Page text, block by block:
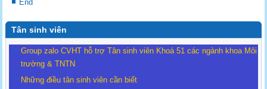
End
Tân sinh viên
Group zalo CVHT hỗ trợ Tân sinh viên Khoá 51 các ngành khoa Môi
trường & TNTN
Những điều tân sinh viên cần biết